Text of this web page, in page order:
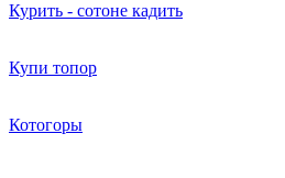
Курить - сотоне кадить
Купи топор
Котогоры